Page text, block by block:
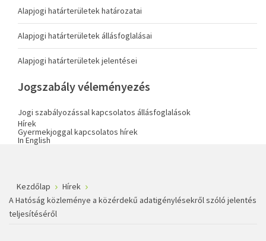
Alapjogi határterületek határozatai
Alapjogi határterületek állásfoglalásai
Alapjogi határterületek jelentései
Jogszabály véleményezés
Jogi szabályozással kapcsolatos állásfoglalások
Hírek
Gyermekjoggal kapcsolatos hírek
In English
Kezdőlap
Hírek
A Hatóság közleménye a közérdekű adatigénylésekről szóló jelentés
teljesítéséről